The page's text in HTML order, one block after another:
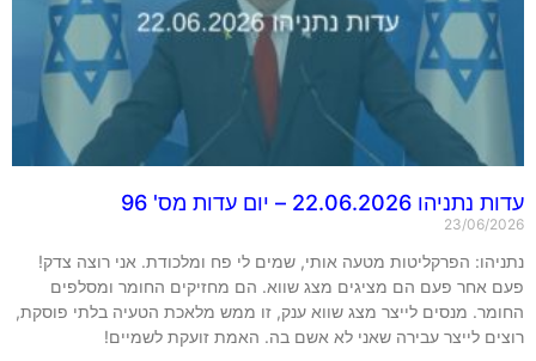
22.06.2026 – יום עדות מס' 96
23/06/
הפרקליטות מטעה אותי, שמים לי פח ומלכודת. אני רוצה צדק!
אחר פעם הם מציגים מצג שווא. הם מחזיקים החומר ומסלפים
מנסים לייצר מצג שווא ענק, זו ממש מלאכת הטעיה בלתי פוסקת,
לייצר עבירה שאני לא אשם בה. האמת זועקת לשמיים!